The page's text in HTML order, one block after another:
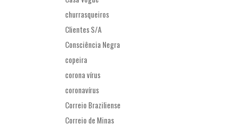
churrasqueiros
Clientes S/A
Consciência Negra
copeira
corona vírus
coronavírus
Correio Braziliense
Correio de Minas